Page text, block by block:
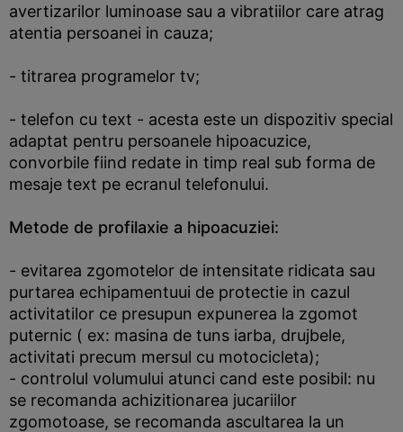
avertizarilor luminoase sau a vibratiilor care atrag
atentia persoanei in cauza;
- titrarea programelor tv;
- telefon cu text - acesta este un dispozitiv special
adaptat pentru persoanele hipoacuzice,
convorbile fiind redate in timp real sub forma de
mesaje text pe ecranul telefonului.
Metode de profilaxie a hipoacuziei:
- evitarea zgomotelor de intensitate ridicata sau
purtarea echipamentuui de protectie in cazul
activitatilor ce presupun expunerea la zgomot
puternic ( ex: masina de tuns iarba, drujbele,
activitati precum mersul cu motocicleta);
- controlul volumului atunci cand este posibil: nu
se recomanda achizitionarea jucariilor
zgomotoase, se recomanda ascultarea la un